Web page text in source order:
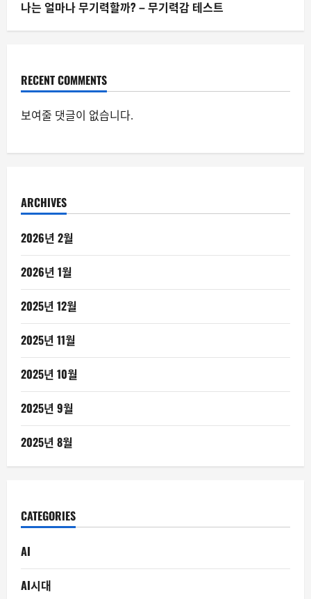
나는 얼마나 무기력할까? – 무기력감 테스트
RECENT COMMENTS
보여줄 댓글이 없습니다.
ARCHIVES
2026년 2월
2026년 1월
2025년 12월
2025년 11월
2025년 10월
2025년 9월
2025년 8월
CATEGORIES
AI
AI시대